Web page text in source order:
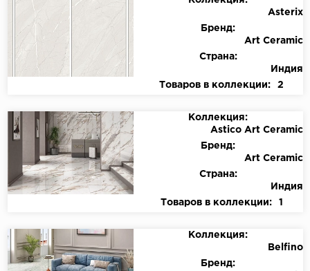
Asterix
Бренд:
Art Ceramic
Страна:
Индия
Товаров в коллекции:
2
Коллекция:
Astico Art Ceramic
Бренд:
Art Ceramic
Страна:
Индия
Товаров в коллекции:
1
Коллекция:
Belfino
Бренд: